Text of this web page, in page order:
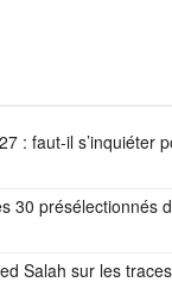
: faut-il s’inquiéter
30 présélectionnés
Salah sur les traces